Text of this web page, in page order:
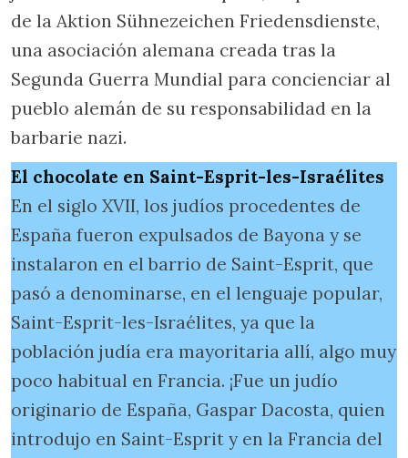
de la Aktion Sühnezeichen Friedensdienste,
una asociación alemana creada tras la
Segunda Guerra Mundial para concienciar al
pueblo alemán de su responsabilidad en la
barbarie nazi.
El chocolate en Saint-Esprit-les-Israélites
En el siglo XVII, los judíos procedentes de
España fueron expulsados de Bayona y se
instalaron en el barrio de Saint-Esprit, que
pasó a denominarse, en el lenguaje popular,
Saint-Esprit-les-Israélites, ya que la
población judía era mayoritaria allí, algo muy
poco habitual en Francia. ¡Fue un judío
originario de España, Gaspar Dacosta, quien
introdujo en Saint-Esprit y en la Francia del